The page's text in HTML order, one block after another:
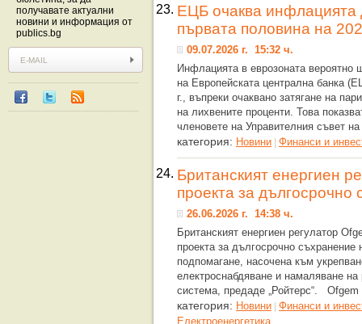
получавате актуални
новини и информация от
publics.bg
23. ЕЦБ очаква инфлацията
първата половина на
09.07.2026 г. 15:32 ч.
Инфлацията в еврозоната
на Европейската централна банка
г., въпреки очаквано затягане на
на лихвените проценти. Това
членовете на Управителния съвет
категория: Новини | Финанси и
24. Британският енергиен
проекта за
26.06.2026 г. 14:38 ч.
Британският енергиен регулатор
проекта за дългосрочно съхранение
подпомагане, насочена към
електроснабдяване и намаляване на
система, предаде „Ройтерс“. Ofgem
категория: Новини | Финанси и
Eлектроенергетика